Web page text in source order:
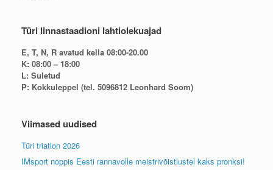
Türi linnastaadioni lahtiolekuajad
E, T, N, R avatud kella 08:00-20.00
K: 08:00 – 18:00
L: Suletud
P: Kokkuleppel (tel. 5096812 Leonhard Soom)
Viimased uudised
Türi triatlon 2026
IMsport noppis Eesti rannavolle meistrivõistlustel kaks pronksi!